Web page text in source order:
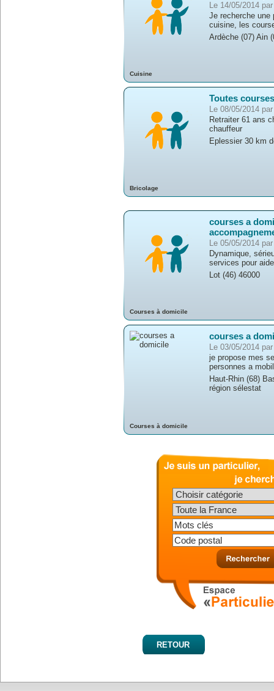
Cuisine
Le 14/05/2014
Je recherche une
cuisine, les
Ardèche (07) Ain
Bricolage
Toutes courses
Le 08/05/2014
Retraiter 61 ans
chauffeur
Eplessier 30 km
Courses à domicile
courses a
Le 05/05/2014
Dynamique,
services pour
Lot (46) 46000
Courses à domicile
courses a
Le 03/05/2014
je propose mes
personnes a
Haut-Rhin (68)
région sélestat
RETOUR